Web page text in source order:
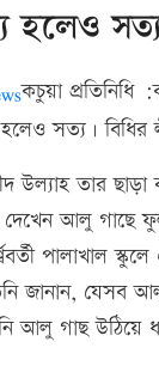
হলেও
কচুয়া প্রতিনিধি
হলেও সত্য।
উল্যাহ তার
দেখেন আলু গাছে
পালাখাল
জানান, যেসব
আলু গাছ উঠিয়ে